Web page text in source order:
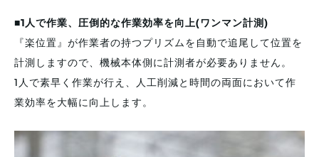
■1人で作業、圧倒的な作業効率を向上(ワンマン計測)
『楽位置』が作業者の持つプリズムを自動で追尾して位置を
計測しますので、機械本体側に計測者が必要ありません。
1人で素早く作業が行え、人工削減と時間の両面において作
業効率を大幅に向上します。